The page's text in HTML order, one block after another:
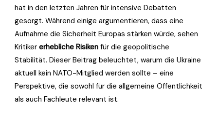
hat in den letzten Jahren für intensive Debatten
gesorgt. Während einige argumentieren, dass eine
Aufnahme die Sicherheit Europas stärken würde, sehen
Kritiker erhebliche Risiken für die geopolitische
Stabilität. Dieser Beitrag beleuchtet, warum die Ukraine
aktuell kein NATO-Mitglied werden sollte – eine
Perspektive, die sowohl für die allgemeine Öffentlichkeit
als auch Fachleute relevant ist.